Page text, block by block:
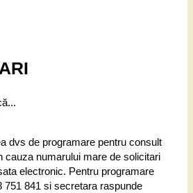
dvs de programare pentru consult
cauza numarului mare de solicitari
electronic. Pentru programare
751 841 si secretara raspunde